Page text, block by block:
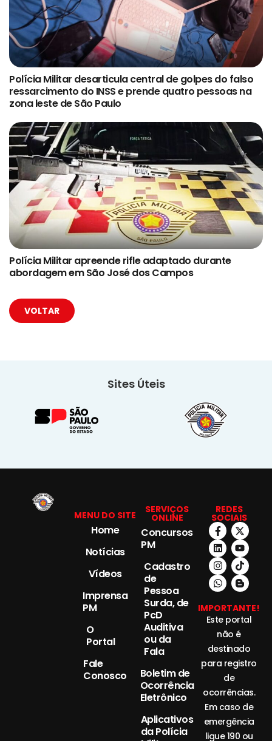
Polícia Militar desarticula central de golpes do falso
ressarcimento do INSS e prende quatro pessoas na
zona leste de São Paulo
Polícia Militar apreende rifle adaptado durante
abordagem em São José dos Campos
VOLTAR
Sites Úteis
MENU DO SITE
Home
Notícias
Vídeos
Imprensa
PM
O
Portal
Fale
Conosco
SERVIÇOS
ONLINE
Concursos
PM
Cadastro
de
Pessoa
Surda, de
PcD
Auditiva
ou da
Fala
Boletim de
Ocorrência
Eletrônico
Aplicativos
da Polícia
REDES
SOCIAIS
IMPORTANTE!
Este portal
não é
destinado
para registro
de
ocorrências.
Em caso de
emergência
ligue 190 ou